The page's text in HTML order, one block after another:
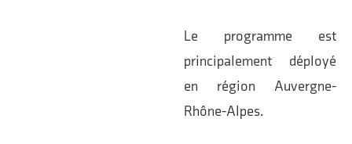
Le programme est
principalement déployé
en région Auvergne-
Rhône-Alpes.